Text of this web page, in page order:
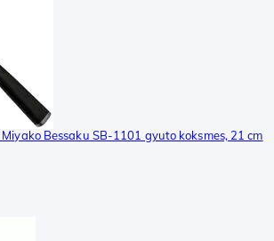
Bessaku SB-1101 gyuto koksmes, 21 cm